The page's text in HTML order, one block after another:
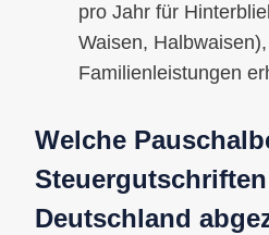
pro Jahr für
Waisen,
Familienleistungen
Welche
Deutschland